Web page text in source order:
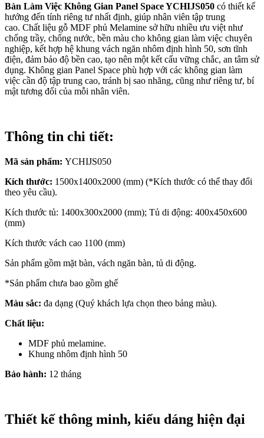
Bàn Làm Việc Không Gian Panel Space YCHIJS050 có thiết kế
hướng đến tính riêng tư nhất định, giúp nhân viên tập trung
cao. Chất liệu gỗ MDF phủ Melamine sở hữu nhiều ưu việt như
chống trầy, chống nước, bền màu cho không gian làm việc chuyên
nghiệp, kết hợp hệ khung vách ngăn nhôm định hình 50, sơn tĩnh
điện, đảm bảo độ bền cao, tạo nên một kết cấu vững chắc, an tâm sử
dụng. Không gian Panel Space phù hợp với các không gian làm
việc cần độ tập trung cao, tránh bị sao nhãng, cũng như riêng tư, bí
mật tương đối của mỗi nhân viên.
Thông tin chi tiết:
Mã sản phẩm: YCHIJS050
Kích thước: 1500x1400x2000 (mm) (*Kích thước có thể thay đổi
theo yêu cầu).
Kích thước tủ: 1400x300x2000 (mm); Tủ di động: 400x450x600
(mm)
Kích thước vách cao 1100 (mm)
Sản phẩm gồm mặt bàn, vách ngăn bàn, tủ di động.
*Sản phẩm chưa bao gồm ghế
Màu sắc: đa dạng (Quý khách lựa chọn theo bảng màu).
Chất liệu:
MDF phủ melamine.
Khung nhôm định hình 50
Bảo hành: 12 tháng
Thiết kế thông minh, kiểu dáng hiện đại